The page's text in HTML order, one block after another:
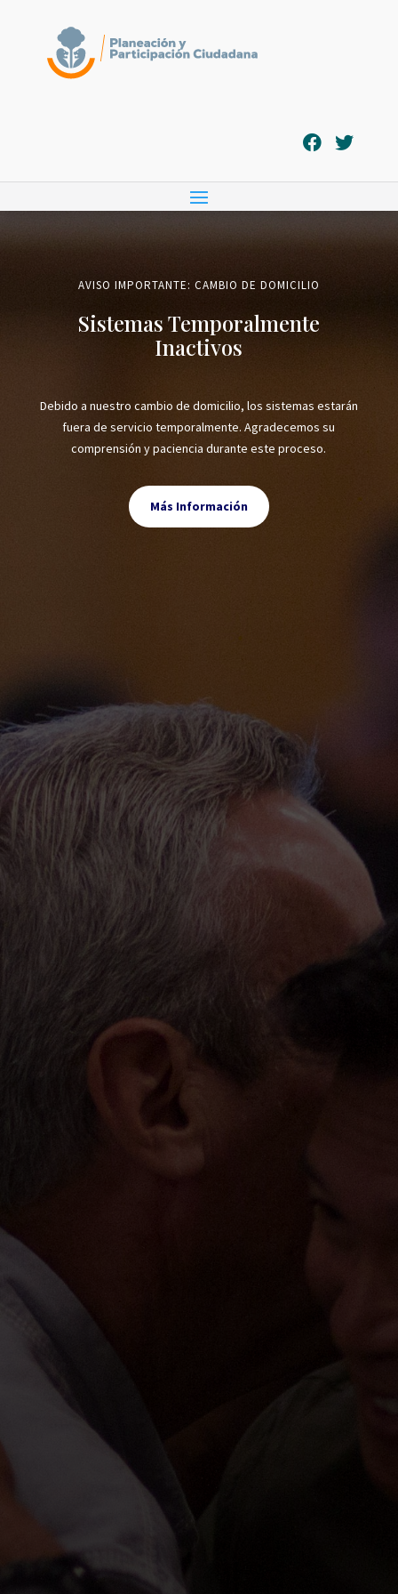
AVISO IMPORTANTE: CAMBIO DE DOMICILIO
Sistemas Temporalmente
Inactivos
Debido a nuestro cambio de domicilio, los sistemas estarán
fuera de servicio temporalmente. Agradecemos su
comprensión y paciencia durante este proceso.
Más Información